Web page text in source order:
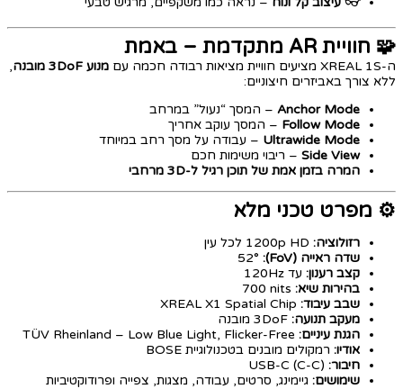
🧩 חוויית AR מתקדמת – באמת
ה-XREAL 1S מציעים חוויית מציאות רבודה חכמה עם מנוע 3DoF מובנה
,
ללא צורך באביזרים חיצוניים:
Anchor Mode – המסך “נעול” במרחב
Follow Mode – המסך עוקב אחריך
Ultrawide Mode – עבודה על מסך רחב במיוחד
Side View – ריבוי משימות חכם
המרה בזמן אמת של תוכן רגיל ל-3D מרחבי
⚙️ מפרט טכני מלא
רזולוציה:
שדה ראייה (FoV):
קצב רענון: עד ‎120Hz
בהירות שיא:
שבב עיבוד:
מעקב תנועה:
הגנת עיניים:
אודיו: רמקולים מובנים בטכנולוגיית BOSE
חיבור:
שימושים: גיימינג, סרטים, עבודה, מצגות, צפייה ופרודוקטיביות